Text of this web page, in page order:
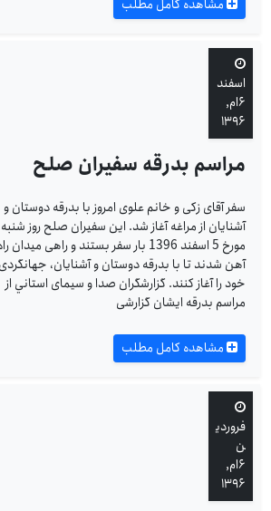
مشاهده کامل مطلب
اسفند
۶ام,
۱۳۹۶
مراسم بدرقه سفیران صلح
سفر آقای زکی و خانم علوی امروز با بدرقه دوستان و
آشنایان از مراغه آغاز شد. این سفیران صلح روز شنبه
مورخ 5 اسفند 1396 بار سفر بستند و راهی میدان راه
آهن شدند تا با بدرقه دوستان و آشنایان، جهانگردی
خود را آغاز کنند. گزارشگران صدا و سیمای استاني از
مراسم بدرقه ایشان گزارشی
مشاهده کامل مطلب
فروردی
ن
۶ام,
۱۳۹۶